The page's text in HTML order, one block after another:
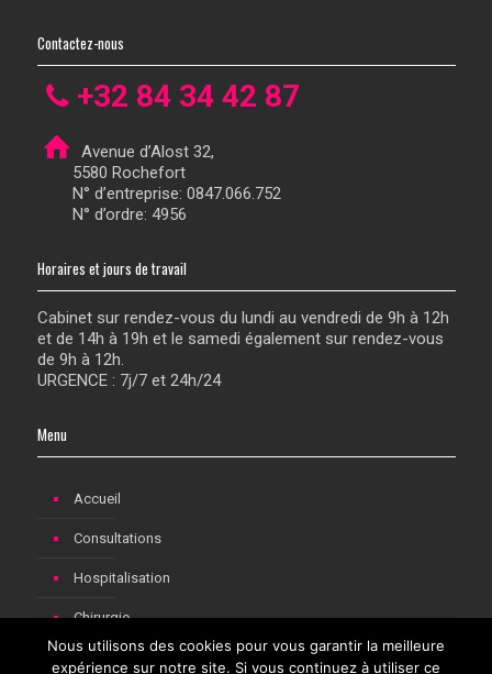
Contactez-nous
+32 84 34 42 87
Avenue d’Alost 32,
5580 Rochefort
N° d’entreprise: 0847.066.752
N° d’ordre: 4956
Horaires et jours de travail
Cabinet sur rendez-vous du lundi au vendredi de 9h à 12h
et de 14h à 19h et le samedi également sur rendez-vous
de 9h à 12h.
URGENCE : 7j/7 et 24h/24
Menu
Accueil
Consultations
Hospitalisation
Chirurgie
Consultations pédiatriques à Rochefort
Nous utilisons des cookies pour vous garantir la meilleure
expérience sur notre site. Si vous continuez à utiliser ce